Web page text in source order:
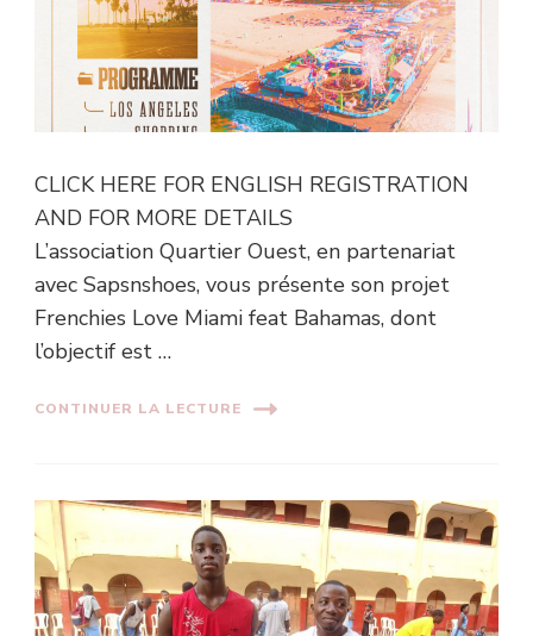
CLICK HERE FOR ENGLISH REGISTRATION
AND FOR MORE DETAILS
L’association Quartier Ouest, en partenariat
avec Sapsnshoes, vous présente son projet
Frenchies Love Miami feat Bahamas, dont
l’objectif est …
CONTINUER LA LECTURE